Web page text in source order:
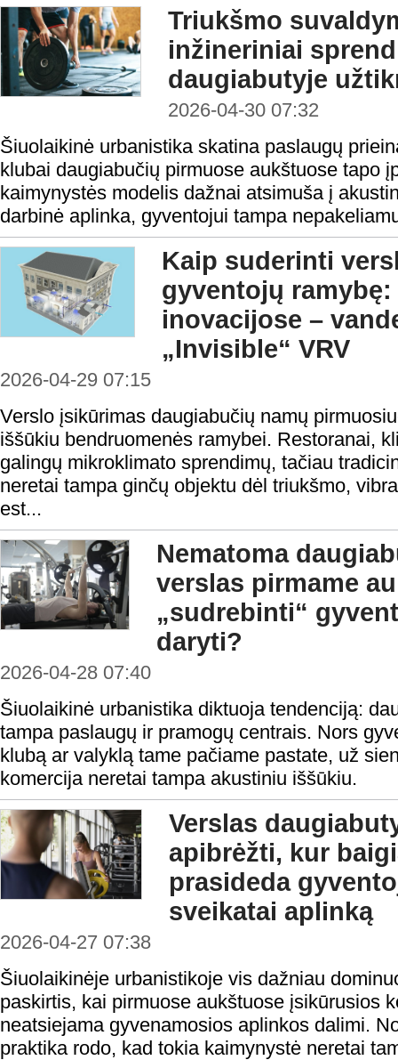
Triukšmo
inžineriniai
daugiabutyje
2026-04-30 07:32
Šiuolaikinė urbanistika skatina paslaugų
klubai daugiabučių pirmuose aukštuose tapo
kaimynystės modelis dažnai atsimuša į
darbinė aplinka, gyventojui tampa
Kaip suderinti
gyventojų
inovacijose –
„Invisible“ VRV
2026-04-29 07:15
Verslo įsikūrimas daugiabučių namų
iššūkiu bendruomenės ramybei. Restoranai,
galingų mikroklimato sprendimų, tačiau
neretai tampa ginčų objektu dėl triukšmo,
est...
Nematoma
verslas pirmame
„sudrebinti“
daryti?
2026-04-28 07:40
Šiuolaikinė urbanistika diktuoja tendenciją:
tampa paslaugų ir pramogų centrais. Nors
klubą ar valyklą tame pačiame pastate, už
komercija neretai tampa akustiniu iššūkiu.
Verslas
apibrėžti, kur
prasideda
sveikatai aplinką
2026-04-27 07:38
Šiuolaikinėje urbanistikoje vis dažniau
paskirtis, kai pirmuose aukštuose įsikūrusios
neatsiejama gyvenamosios aplinkos dalimi.
praktika rodo, kad tokia kaimynystė neretai